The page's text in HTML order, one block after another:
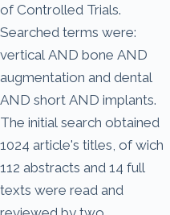
of Controlled Trials.
Searched terms were:
vertical AND bone AND
augmentation and dental
AND short AND implants.
The initial search obtained
1024 article's titles, of wich
112 abstracts and 14 full
texts were read and